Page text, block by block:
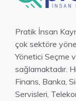
Pratik İnsan
çok sektöre
Yönetici Seçme
sağlamaktadır.
Finans, Banka,
Servisleri,